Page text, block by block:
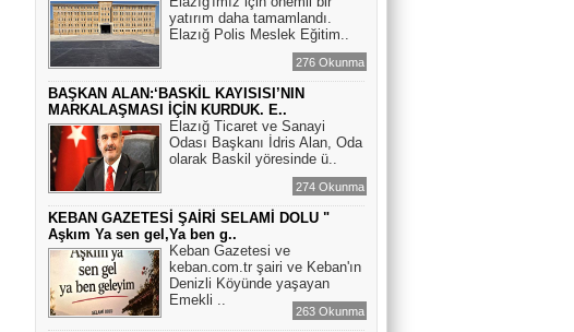
yatırım daha tamamlandı.
Elazığ Polis Meslek Eğitim..
276 Okunma
BAŞKAN ALAN:‘BASKİL KAYISISI’NIN
MARKALAŞMASI İÇİN KURDUK. E..
Elazığ Ticaret ve Sanayi
Odası Başkanı İdris Alan, Oda
olarak Baskil yöresinde ü..
274 Okunma
KEBAN GAZETESİ ŞAİRİ SELAMİ DOLU "
Aşkım Ya sen gel,Ya ben g..
Keban Gazetesi ve
keban.com.tr şairi ve Keban'ın
Denizli Köyünde yaşayan
Emekli ..
263 Okunma